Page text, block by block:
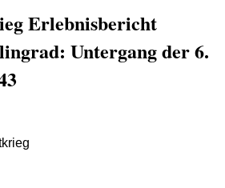
Erlebnisbericht
Untergang der 6.